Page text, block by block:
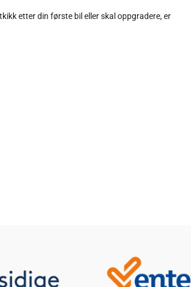
etter din første bil eller skal oppgradere, er